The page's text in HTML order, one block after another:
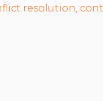
resolution,